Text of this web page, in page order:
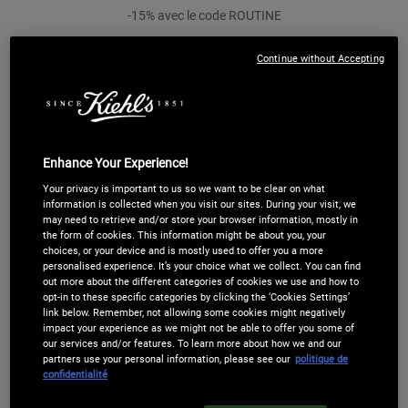
-15% avec le code ROUTINE
LOADING ...
ACHETER LES PRODUITS SÉPARÉMENT
Ultra Pure High-Potency Serum 5,0%
Niacinamide
Sérum régulateur de sébum. Sérum Ultra Pur Haute
Performance avec 5,0% de Niacinamide
(130,00 €/100 ml.)
− +
Sélectionnez un/une taille pour Ultra Pure High-Potency
30 ml
Sélectionner une taille
Enhance Your Experience!
Your privacy is important to us so we want to be clear on what
information is collected when you visit our sites. During your visit, we
may need to retrieve and/or store your browser information, mostly in
the form of cookies. This information might be about you, your
choices, or your device and is mostly used to offer you a more
personalised experience. It’s your choice what we collect. You can find
out more about the different categories of cookies we use and how to
opt-in to these specific categories by clicking the ‘Cookies Settings’
link below. Remember, not allowing some cookies might negatively
impact your experience as we might not be able to offer you some of
our services and/or features. To learn more about how we and our
partners use your personal information, please see our politique de
confidentialité
Continue without Accepting